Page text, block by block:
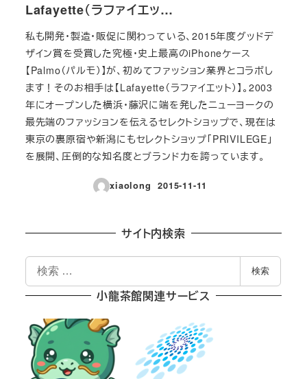
Lafayette（ラファイエッ…
私も開発・製造・販促に関わっている、2015年度グッドデ
ザイン賞を受賞した究極・史上最高のiPhoneケース
【Palmo（パルモ）】が、初めてファッション業界とコラボし
ます！そのお相手は【Lafayette（ラファイエット）】。2003
年にオープンした横浜・藤沢に端を発したニューヨークの
最先端のファッションを伝えるセレクトショップで、現在は
東京の裏原宿や新潟にもセレクトショップ「PRIVILEGE」
を展開、圧倒的な知名度とブランド力を誇っています。
xiaolong
投稿日
2015-11-11
サイト内検索
検
索
検索
小龍茶館関連サービス